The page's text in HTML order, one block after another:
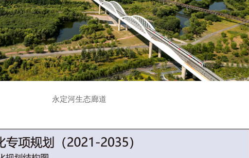
永定河生态廊道